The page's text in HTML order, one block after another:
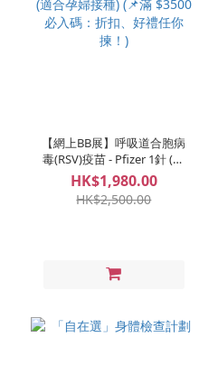
【網上BB展】呼吸道合胞病
毒(RSV)疫苗 - Pfizer 1針 (適
合孕婦接種) (📌滿 $3500 必
入碼：折扣、好禮任你揀！)
HK$1,980.00
HK$2,500.00